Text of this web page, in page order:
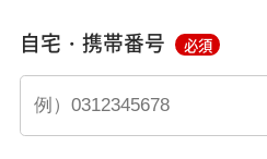
自宅・携帯番号 必須